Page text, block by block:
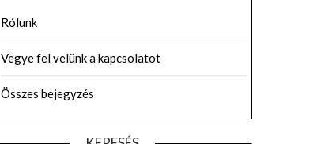
Rólunk
Vegye fel velünk a kapcsolatot
Összes bejegyzés